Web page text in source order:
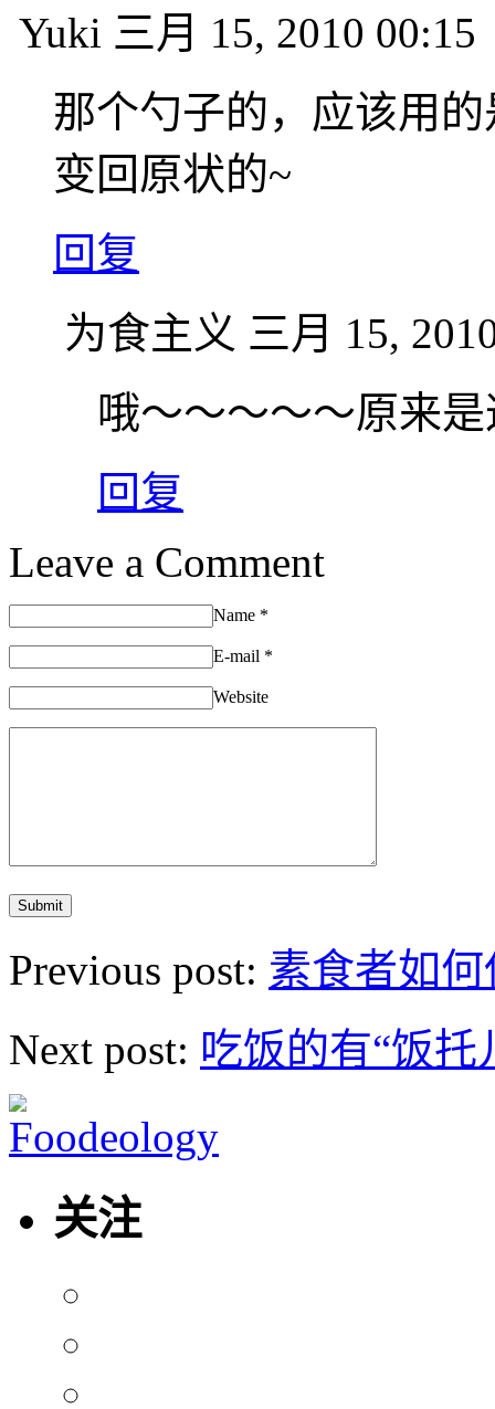
Yuki 三月 15, 2010 00:15
那个勺子的，应该用
变回原状的~
回复
为食主义 三月 15,
哦～～～～～原来
回复
Leave a Comment
Name *
E-mail *
Website
Previous post: 素食者如
Next post: 吃饭的有“饭
关注